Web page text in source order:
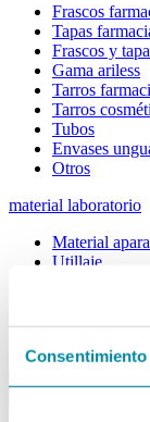
Consentimiento
Frascos
Tapas
Frascos y
Gama ariless
Tarros
Tarros
Tubos
Envases
Otros
material laboratorio
Material
Utillaje
outlet
menu